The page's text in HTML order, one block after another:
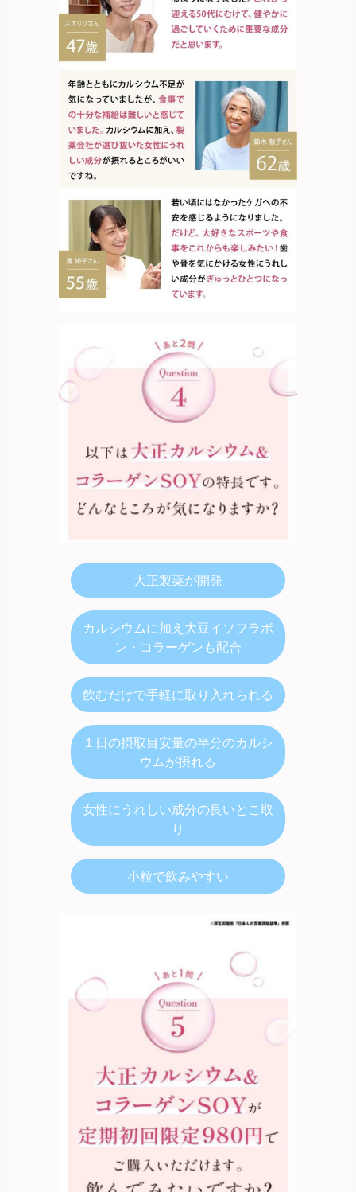
大正製薬が開発
カルシウムに加え大豆イソフラボ
ン・コラーゲンも配合
飲むだけで手軽に取り入れられる
１日の摂取目安量の半分のカルシ
ウムが摂れる
女性にうれしい成分の良いとこ取
り
小粒で飲みやすい